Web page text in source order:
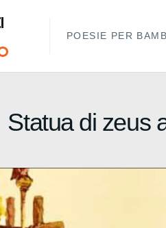
POESIE PER
Statua di zeus